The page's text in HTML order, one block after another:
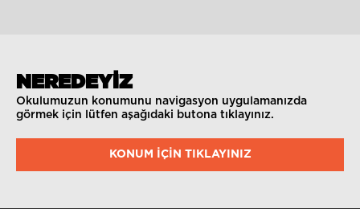
NEREDEYİZ
Okulumuzun konumunu navigasyon uygulamanızda
görmek için lütfen aşağıdaki butona tıklayınız.
KONUM IÇIN TIKLAYINIZ